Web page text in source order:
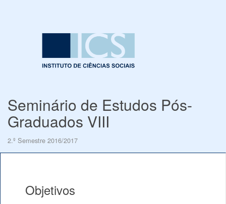
Seminário de Estudos Pós-
Graduados VIII
2.º Semestre 2016/2017
Objetivos